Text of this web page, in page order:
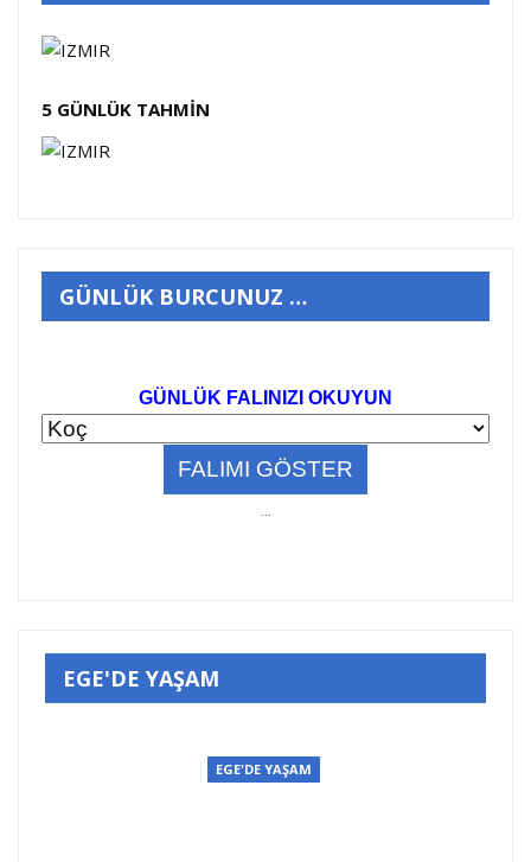
5 GÜNLÜK TAHMİN
GÜNLÜK BURCUNUZ …
GÜNLÜK FALINIZI OKUYUN
EGE'DE YAŞAM
EGE'DE YAŞAM